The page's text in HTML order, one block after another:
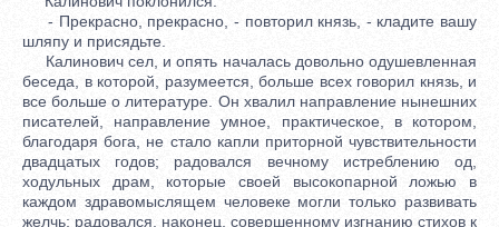
- Прекрасно, прекрасно, - повторил князь, - кладите вашу
шляпу и присядьте.
Калинович сел, и опять началась довольно одушевленная
беседа, в которой, разумеется, больше всех говорил князь, и
все больше о литературе. Он хвалил направление нынешних
писателей, направление умное, практическое, в котором,
благодаря бога, не стало капли приторной чувствительности
двадцатых годов; радовался вечному истреблению од,
ходульных драм, которые своей высокопарной ложью в
каждом здравомыслящем человеке могли только развивать
желчь; радовался, наконец, совершенному изгнанию стихов к